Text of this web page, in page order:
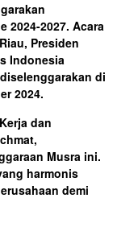
2024-2027. Acara
Presiden
Indonesia
di
2024.
dan
Musra ini.
harmonis
demi